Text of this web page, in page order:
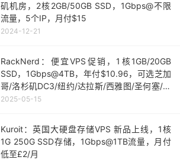
矶机房，2核2GB/50GB SSD，1Gbps@不限
流量，5个IP，月付$15
2024-12-21
RackNerd：便宜VPS促销，1核1GB/20GB
SSD，1Gbps@4TB，年付$10.96，可选芝加
哥/洛杉矶DC3/纽约/达拉斯/西雅图/圣何塞/爱
尔兰机房
2025-05-15
Kuroit：英国大硬盘存储VPS 新品上线，1核
1G 250G SSD存储，1Gbps@1TB流量，月付
低至£2/月